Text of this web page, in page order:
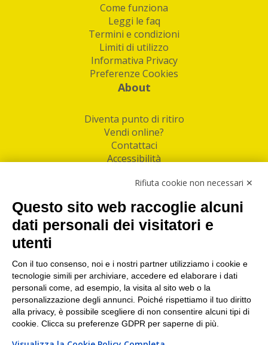
Come funziona
Leggi le faq
Termini e condizioni
Limiti di utilizzo
Informativa Privacy
Preferenze Cookies
About
Diventa punto di ritiro
Vendi online?
Contattaci
Accessibilità
Facebook
Linkedin
I nostri punti di ritiro e spedizione pacchi nelle
maggiori città italiane
Torino|Milano|Roma|Bologna|Firenze| Genova
Napoli|Varese
Rifiuta cookie non necessari ✕
Questo sito web raccoglie alcuni
dati personali dei visitatori e
utenti
Con il tuo consenso, noi e i nostri partner utilizziamo i cookie e
tecnologie simili per archiviare, accedere ed elaborare i dati
personali come, ad esempio, la visita al sito web o la
personalizzazione degli annunci. Poiché rispettiamo il tuo diritto
alla privacy, è possibile scegliere di non consentire alcuni tipi di
cookie. Clicca su preferenze GDPR per saperne di più.